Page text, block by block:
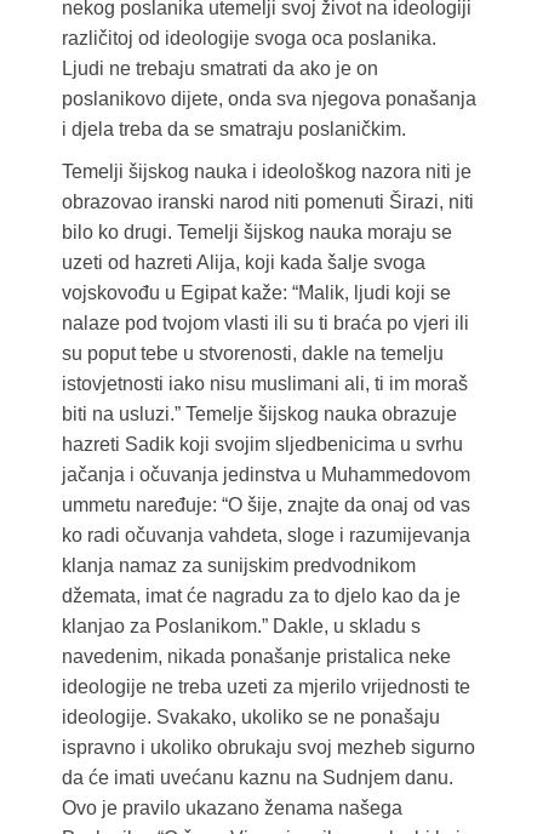
nekog poslanika utemelji svoj život na ideologiji
različitoj od ideologije svoga oca poslanika.
Ljudi ne trebaju smatrati da ako je on
poslanikovo dijete, onda sva njegova ponašanja
i djela treba da se smatraju poslaničkim.
Temelji šijskog nauka i ideološkog nazora niti je
obrazovao iranski narod niti pomenuti Širazi, niti
bilo ko drugi. Temelji šijskog nauka moraju se
uzeti od hazreti Alija, koji kada šalje svoga
vojskovođu u Egipat kaže: “Malik, ljudi koji se
nalaze pod tvojom vlasti ili su ti braća po vjeri ili
su poput tebe u stvorenosti, dakle na temelju
istovjetnosti iako nisu muslimani ali, ti im moraš
biti na usluzi.” Temelje šijskog nauka obrazuje
hazreti Sadik koji svojim sljedbenicima u svrhu
jačanja i očuvanja jedinstva u Muhammedovom
ummetu naređuje: “O šije, znajte da onaj od vas
ko radi očuvanja vahdeta, sloge i razumijevanja
klanja namaz za sunijskim predvodnikom
džemata, imat će nagradu za to djelo kao da je
klanjao za Poslanikom.” Dakle, u skladu s
navedenim, nikada ponašanje pristalica neke
ideologije ne treba uzeti za mjerilo vrijednosti te
ideologije. Svakako, ukoliko se ne ponašaju
ispravno i ukoliko obrukaju svoj mezheb sigurno
da će imati uvećanu kaznu na Sudnjem danu.
Ovo je pravilo ukazano ženama našega